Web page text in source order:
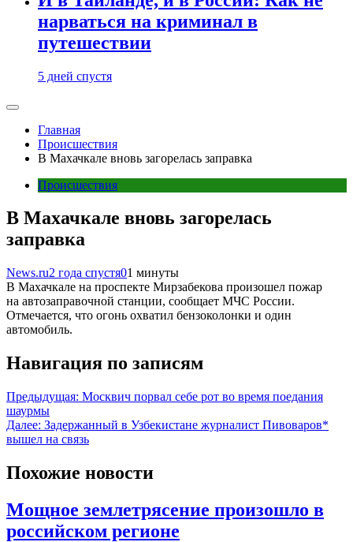
нарваться на криминал в
путешествии
5 дней спустя
Главная
Происшествия
В Махачкале вновь загорелась заправка
Происшествия
В Махачкале вновь загорелась
заправка
News.ru2 года спустя01 минуты
В Махачкале на проспекте Мирзабекова произошел пожар
на автозаправочной станции, сообщает МЧС России.
Отмечается, что огонь охватил бензоколонки и один
автомобиль.
Навигация по записям
Предыдущая: Москвич порвал себе рот во время поедания
шаурмы
Далее: Задержанный в Узбекистане журналист Пивоваров*
вышел на связь
Похожие новости
Мощное землетрясение произошло в
российском регионе